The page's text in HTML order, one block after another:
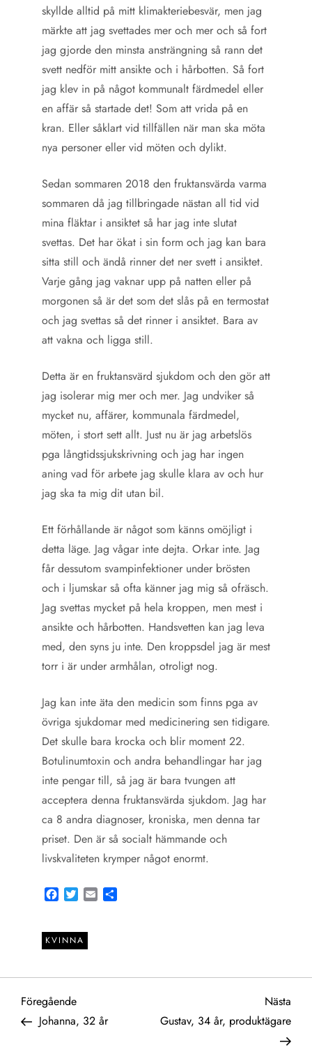
skyllde alltid på mitt klimakteriebesvär, men jag
märkte att jag svettades mer och mer och så fort
jag gjorde den minsta ansträngning så rann det
svett nedför mitt ansikte och i hårbotten. Så fort
jag klev in på något kommunalt färdmedel eller
en affär så startade det! Som att vrida på en
kran. Eller såklart vid tillfällen när man ska möta
nya personer eller vid möten och dylikt.
Sedan sommaren 2018 den fruktansvärda varma
sommaren då jag tillbringade nästan all tid vid
mina fläktar i ansiktet så har jag inte slutat
svettas. Det har ökat i sin form och jag kan bara
sitta still och ändå rinner det ner svett i ansiktet.
Varje gång jag vaknar upp på natten eller på
morgonen så är det som det slås på en termostat
och jag svettas så det rinner i ansiktet. Bara av
att vakna och ligga still.
Detta är en fruktansvärd sjukdom och den gör att
jag isolerar mig mer och mer. Jag undviker så
mycket nu, affärer, kommunala färdmedel,
möten, i stort sett allt. Just nu är jag arbetslös
pga långtidssjukskrivning och jag har ingen
aning vad för arbete jag skulle klara av och hur
jag ska ta mig dit utan bil.
Ett förhållande är något som känns omöjligt i
detta läge. Jag vågar inte dejta. Orkar inte. Jag
får dessutom svampinfektioner under brösten
och i ljumskar så ofta känner jag mig så ofräsch.
Jag svettas mycket på hela kroppen, men mest i
ansikte och hårbotten. Handsvetten kan jag leva
med, den syns ju inte. Den kroppsdel jag är mest
torr i är under armhålan, otroligt nog.
Jag kan inte äta den medicin som finns pga av
övriga sjukdomar med medicinering sen tidigare.
Det skulle bara krocka och blir moment 22.
Botulinumtoxin och andra behandlingar har jag
inte pengar till, så jag är bara tvungen att
acceptera denna fruktansvärda sjukdom. Jag har
ca 8 andra diagnoser, kroniska, men denna tar
priset. Den är så socialt hämmande och
livskvaliteten krymper något enormt.
Facebook
TwitterEmail
KVINNA
I
Föregående
inlägg
Föregående
Johanna, 32 år
Nästa
Gustav, 34 år, produktägare